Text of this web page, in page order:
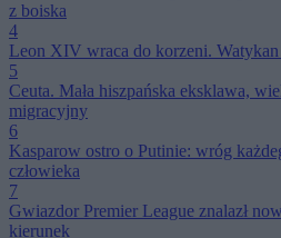
z boiska
4
Leon XIV wraca do korzeni.
5
Ceuta. Mała hiszpańska eksklawa,
migracyjny
6
Kasparow ostro o Putinie: wróg
człowieka
7
Gwiazdor Premier League znalazł
kierunek